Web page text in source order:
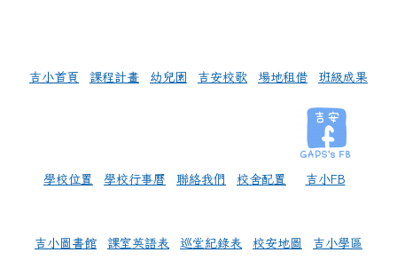
吉小首頁 課程計畫 幼兒園 吉安校歌 場地租借 班級成果
學校位置 學校行事曆 聯絡我們 校舍配置 吉小FB
吉小圖書館 課室英語表 巡堂紀錄表 校安地圖 吉小學區